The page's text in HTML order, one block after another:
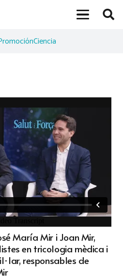
Ciencia
María Mir i Joan Mir,
en tricologia mèdica i
responsables de